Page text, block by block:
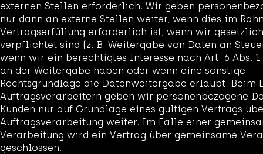
externen Stellen erforderlich. Wir geben
nur dann an externe Stellen weiter, wenn dies im
Vertragserfüllung erforderlich ist, wenn wir
verpflichtet sind (z. B. Weitergabe von Daten an
wenn wir ein berechtigtes Interesse nach Art. 6 Abs. 1
an der Weitergabe haben oder wenn eine sonstige
Rechtsgrundlage die Datenweitergabe erlaubt. Beim
Auftragsverarbeitern geben wir personenbezogene
Kunden nur auf Grundlage eines gültigen Vertrags
Auftragsverarbeitung weiter. Im Falle einer
Verarbeitung wird ein Vertrag über gemeinsame
geschlossen.